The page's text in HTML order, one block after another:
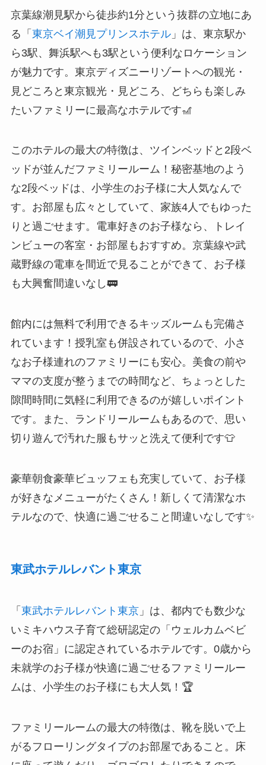
京葉線潮見駅から徒歩約1分という抜群の立地にあ
る「 東京ベイ潮見プリンスホテル」は、東京駅か
ら3駅、舞浜駅へも3駅という便利なロケーション
が魅力です。東京ディズニーリゾートへの観光・
見どころと東京観光・見どころ、どちらも楽しみ
たいファミリーに最高なホテルです🎢
このホテルの最大の特徴は、ツインベッドと2段ベ
ッドが並んだファミリールーム！秘密基地のよう
な2段ベッドは、小学生のお子様に大人気なんで
す。お部屋も広々としていて、家族4人でもゆった
りと過ごせます。電車好きのお子様なら、トレイ
ンビューの客室・お部屋もおすすめ。京葉線や武
蔵野線の電車を間近で見ることができて、お子様
も大興奮間違いなし🚃
館内には無料で利用できるキッズルームも完備さ
れています！授乳室も併設されているので、小さ
なお子様連れのファミリーにも安心。美食の前や
ママの支度が整うまでの時間など、ちょっとした
隙間時間に気軽に利用できるのが嬉しいポイント
です。また、ランドリールームもあるので、思い
切り遊んで汚れた服もサッと洗えて便利です👕
豪華朝食豪華ビュッフェも充実していて、お子様
が好きなメニューがたくさん！新しくて清潔なホ
テルなので、快適に過ごせること間違いなしです✨
東武ホテルレバント東京
「 東武ホテルレバント東京」は、都内でも数少な
いミキハウス子育て総研認定の「ウェルカムベビ
ーのお宿」に認定されているホテルです。0歳から
未就学のお子様が快適に過ごせるファミリールー
ムは、小学生のお子様にも大人気！🏆
ファミリールームの最大の特徴は、靴を脱いで上
がるフローリングタイプのお部屋であること。床